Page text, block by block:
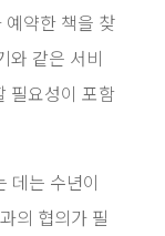
예약한 책을 찾
와 같은 서비
필요성이 포함
데는 수년이
의 협의가 필